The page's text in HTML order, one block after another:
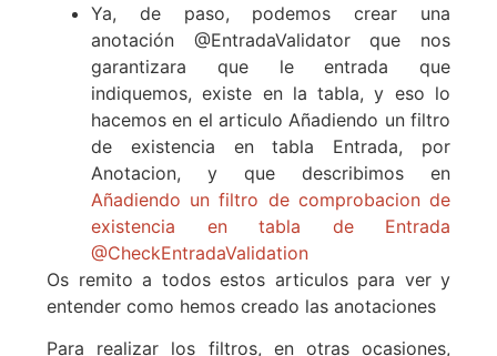
Ya, de paso, podemos crear una
anotación @EntradaValidator que nos
garantizara que le entrada que
indiquemos, existe en la tabla, y eso lo
hacemos en el articulo Añadiendo un filtro
de existencia en tabla Entrada, por
Anotacion, y que describimos en
Añadiendo un filtro de comprobacion de
existencia en tabla de Entrada
@CheckEntradaValidation
Os remito a todos estos articulos para ver y
entender como hemos creado las anotaciones
Para realizar los filtros, en otras ocasiones,